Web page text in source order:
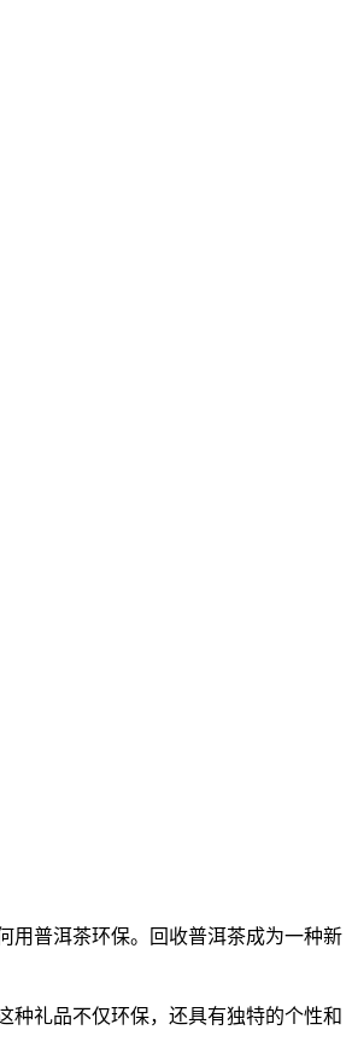
用普洱茶环保。回收普洱茶成为一种新
种礼品不仅环保，还具有独特的个性和